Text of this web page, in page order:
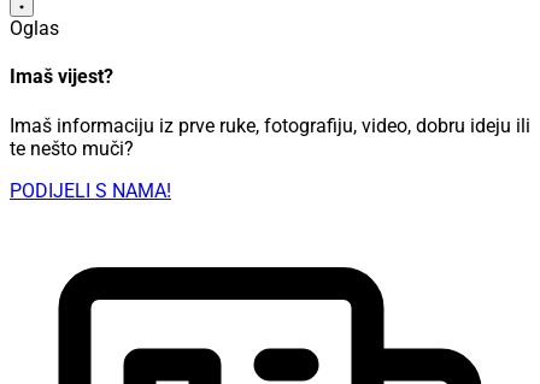
Oglas
Imaš vijest?
Imaš informaciju iz prve ruke, fotografiju, video, dobru ideju ili
te nešto muči?
PODIJELI S NAMA!